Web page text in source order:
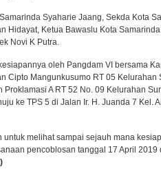
Syaharie Jaang, Sekda Kota
Hidayat, Ketua Bawaslu Kota
Novi K Putra.
oleh Pangdam VI bersama
Cipto Mangunkusumo RT 05 Kelurahan
Proklamasi A RT 52 No. 09 Kelurahan
ke TPS 5 di Jalan Ir. H. Juanda 7 Kel.
untuk melihat sampai sejauh mana
pencoblosan tanggal 17 April